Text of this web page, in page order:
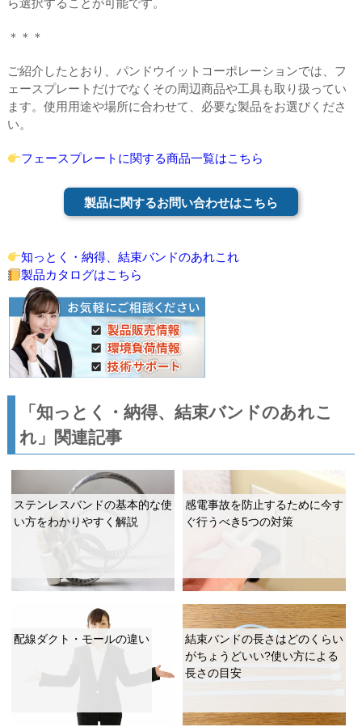
ら選択することが可能です。
＊＊＊
ご紹介したとおり、パンドウイットコーポレーションでは、フ
ェースプレートだけでなくその周辺商品や工具も取り扱ってい
ます。使用用途や場所に合わせて、必要な製品をお選びくださ
い。
フェースプレートに関する商品一覧はこちら
製品に関するお問い合わせはこちら
知っとく・納得、結束バンドのあれこれ
製品カタログはこちら
「知っとく・納得、結束バンドのあれこ
れ」関連記事
ステンレスバンドの基本的な使
い方をわかりやすく解説
感電事故を防止するために今す
ぐ行うべき5つの対策
配線ダクト・モールの違い
結束バンドの長さはどのくらい
がちょうどいい?使い方による
長さの目安